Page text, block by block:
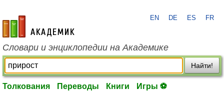
academic.ru
EN DE ES FR
Словари и энциклопедии на Академике
Найти!
Толкования Переводы Книги Игры ⚽